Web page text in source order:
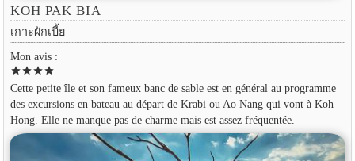
KOH PAK BIA
เกาะผักเบี้ย
Mon avis :
starstarstarstar
Cette petite île et son fameux banc de sable est en général au programme
des excursions en bateau au départ de Krabi ou Ao Nang qui vont à Koh
Hong. Elle ne manque pas de charme mais est assez fréquentée.